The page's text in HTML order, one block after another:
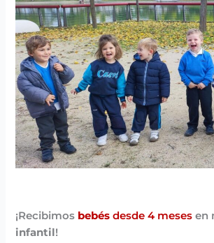
¡Recibimos bebés desde 4 meses en
infantil!